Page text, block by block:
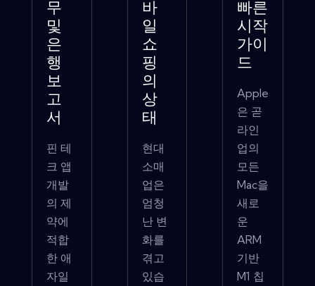
무
및
은
행
보
고
서
핀 테
크 앱
개발
의 제
약에
적합
한 애
자일
바
일
쇼
핑
의
상
태
현대
소매
업은
엄청
난 변
화를
겪고
있습
빠른
시작
가이
드
Apple
은 곧
라인
업의
모든
Mac을
새로
운
ARM
기반
M1 칩